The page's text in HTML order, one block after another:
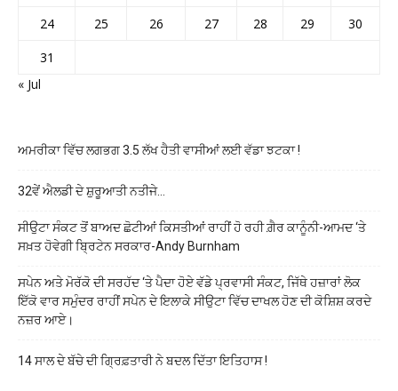
24
25 26 27 28 29
30
31
« Jul
ਅਮਰੀਕਾ ਵਿੱਚ ਲਗਭਗ 3.5 ਲੱਖ ਹੈਤੀ ਵਾਸੀਆਂ ਲਈ ਵੱਡਾ ਝਟਕਾ !
32ਵੇਂ ਐਲਡੀ ਦੇ ਸ਼ੁਰੂਆਤੀ ਨਤੀਜੇ…
ਸੀਉਟਾ ਸੰਕਟ ਤੋਂ ਬਾਅਦ ਛੋਟੀਆਂ ਕਿਸਤੀਆਂ ਰਾਹੀਂ ਹੋ ਰਹੀ ਗ਼ੈਰ ਕਾਨੂੰਨੀ-ਆਮਦ ‘ਤੇ
ਸਖ਼ਤ ਹੋਵੇਗੀ ਬ੍ਰਿਟੇਨ ਸਰਕਾਰ-Andy Burnham
ਸਪੇਨ ਅਤੇ ਮੋਰੱਕੋ ਦੀ ਸਰਹੱਦ ‘ਤੇ ਪੈਦਾ ਹੋਏ ਵੱਡੇ ਪ੍ਰਵਾਸੀ ਸੰਕਟ, ਜਿੱਥੇ ਹਜ਼ਾਰਾਂ ਲੋਕ
ਇੱਕੋ ਵਾਰ ਸਮੁੰਦਰ ਰਾਹੀਂ ਸਪੇਨ ਦੇ ਇਲਾਕੇ ਸੀਉਟਾ ਵਿੱਚ ਦਾਖਲ ਹੋਣ ਦੀ ਕੋਸ਼ਿਸ਼ ਕਰਦੇ
ਨਜ਼ਰ ਆਏ।
14 ਸਾਲ ਦੇ ਬੱਚੇ ਦੀ ਗ੍ਰਿਫ਼ਤਾਰੀ ਨੇ ਬਦਲ ਦਿੱਤਾ ਇਤਿਹਾਸ !